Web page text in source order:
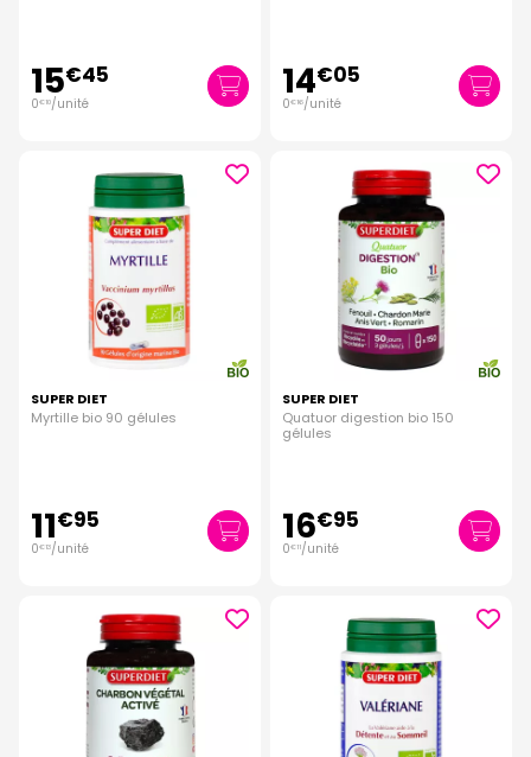
15€45
0€ 10/unité 14€05
0€ 16/unité
SUPER DIET
Myrtille bio 90 gélules
11€95
0€ 13/unité
SUPER DIET
Quatuor digestion bio 150
gélules
16€95
0€ 11/unité